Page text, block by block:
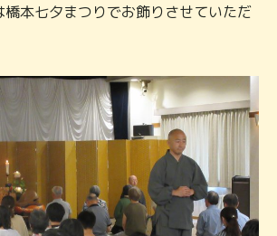
橋本七夕まつりでお飾りさせていただ